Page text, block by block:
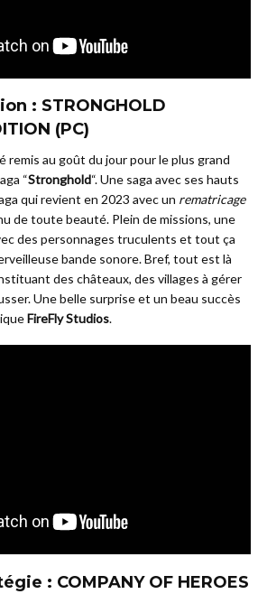
: STRONGHOLD
(PC)
remis au goût du jour pour le plus grand
“Stronghold“. Une saga avec ses hauts
qui revient en 2023 avec un rematricage
de toute beauté. Plein de missions, une
des personnages truculents et tout ça
bande sonore. Bref, tout est là
des châteaux, des villages à gérer
Une belle surprise et un beau succès
FireFly Studios.
: COMPANY OF HEROES